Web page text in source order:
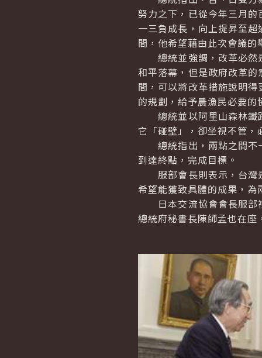
努力之下，已從今年三月
一三負成長，向上提昇至
間，他希望藉由此次會議
總統並強調，改革必然
和平落幕，但是政府改革
間，可以將改革措施說明
的規劃，給予農漁民必要
總統並以阿里山森林鐵
它「碰壁」，卻坐視不管
總統指出，兩點之間不
到達終點，完成目標。
服部會長則表示，台灣
希望能獲致具體的成果，
日本交流協會會長服部
總統府秘書長陳師孟也在座